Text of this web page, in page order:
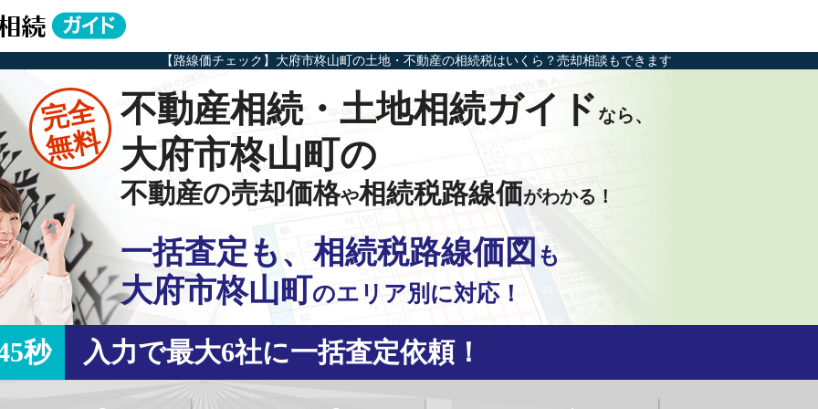
【路線価チェック】大府市柊山町の土地・不動産の相続税はいくら？売却相談もできます
完全
無料
不動産相続・土地相続ガイドなら、
大府市柊山町の
不動産の売却価格や相続税路線価がわかる！
一括査定も、相続税路線価図 も
大府市柊山町のエリア別に対応！
秒 入力で最大6社に一括査定依頼！